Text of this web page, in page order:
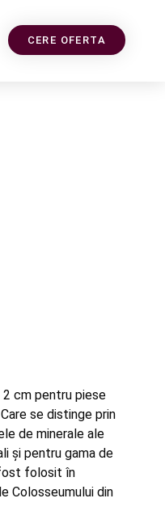
CERE OFERTA
2 cm pentru piese
se distinge prin
de minerale ale
și pentru gama de
fost folosit în
Colosseumului din